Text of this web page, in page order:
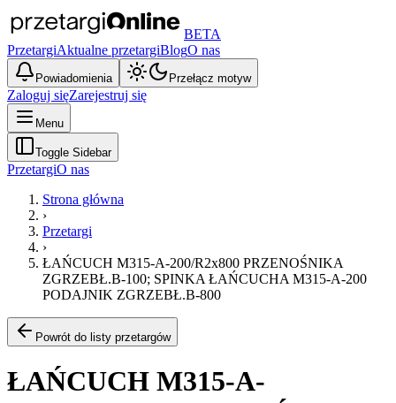
BETA
PrzetargiAktualne przetargiBlogO nas
Powiadomienia Przełącz motyw
Zaloguj sięZarejestruj się
Menu
Toggle Sidebar
PrzetargiO nas
Strona główna
›
Przetargi
›
ŁAŃCUCH M315-A-200/R2x800 PRZENOŚNIKA
ZGRZEBŁ.B-100; SPINKA ŁAŃCUCHA M315-A-200
PODAJNIK ZGRZEBŁ.B-800
Powrót do listy przetargów
ŁAŃCUCH M315-A-